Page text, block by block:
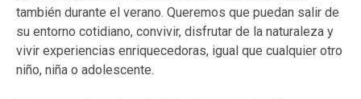
también durante el verano. Queremos que puedan salir de
su entorno cotidiano, convivir, disfrutar de la naturaleza y
vivir experiencias enriquecedoras, igual que cualquier otro
niño, niña o adolescente.